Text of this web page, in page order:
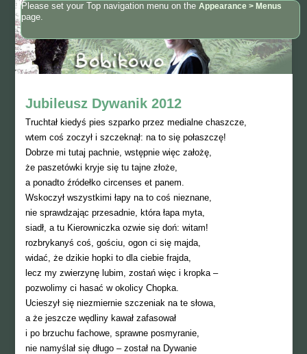
Please set your Top navigation menu on the Appearance > Menus
page.
Jubileusz Dywanik 2012
Truchtał kiedyś pies szparko przez medialne chaszcze,
wtem coś zoczył i szczeknął: na to się połaszczę!
Dobrze mi tutaj pachnie, wstępnie więc założę,
że paszetówki kryje się tu tajne złoże,
a ponadto źródełko circenses et panem.
Wskoczył wszystkimi łapy na to coś nieznane,
nie sprawdzając przesadnie, która łapa myta,
siadł, a tu Kierowniczka ozwie się doń: witam!
rozbrykanyś coś, gościu, ogon ci się majda,
widać, że dzikie hopki to dla ciebie frajda,
lecz my zwierzynę lubim, zostań więc i kropka –
pozwolimy ci hasać w okolicy Chopka.
Ucieszył się niezmiernie szczeniak na te słowa,
a że jeszcze wędliny kawał zafasował
i po brzuchu fachowe, sprawne posmyranie,
nie namyślał się długo – został na Dywanie